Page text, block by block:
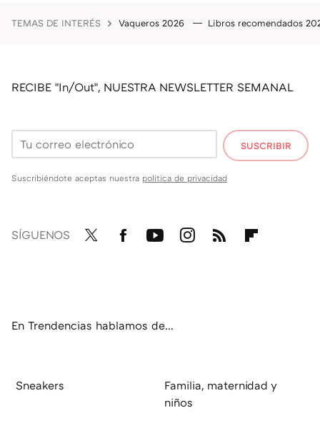
TEMAS DE INTERÉS Vaqueros 2026 Libros recomendados
RECIBE "In/Out", NUESTRA NEWSLETTER SEMANAL
SUSCRIBIR
Suscribiéndote aceptas nuestra política de privacidad
SÍGUENOS
En Trendencias hablamos de...
Sneakers
Familia, maternidad y
niños